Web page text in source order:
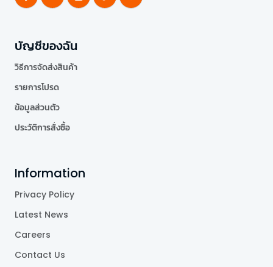
บัญชีของฉัน
วิธีการจัดส่งสินค้า
รายการโปรด
ข้อมูลส่วนตัว
ประวัติการสั่งซื้อ
Information
Privacy Policy
Latest News
Careers
Contact Us